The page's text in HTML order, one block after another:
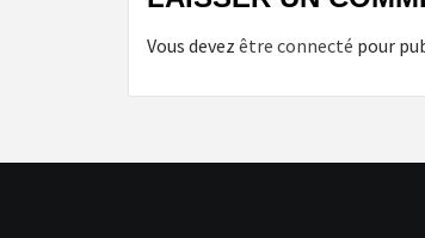
Vous devez être connecté pour